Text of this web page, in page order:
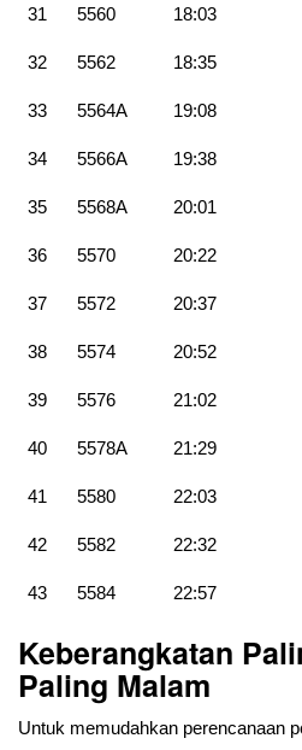
31 5560 18:03
32 5562 18:35
33 5564A 19:08
34 5566A 19:38
35 5568A 20:01
36 5570 20:22
37 5572 20:37
38 5574 20:52
39 5576 21:02
40 5578A 21:29
41 5580 22:03
42 5582 22:32
43 5584 22:57
Keberangkatan
Paling Malam
Untuk memudahkan perencanaan